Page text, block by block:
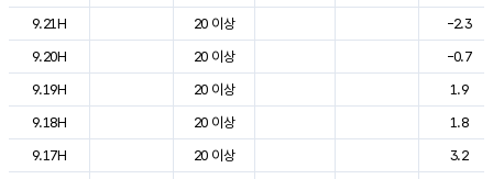
9.21H
20 이상
-2.3
9.20H
20 이상
-0.7
9.19H
20 이상
1.9
9.18H
20 이상
1.8
9.17H
20 이상
3.2